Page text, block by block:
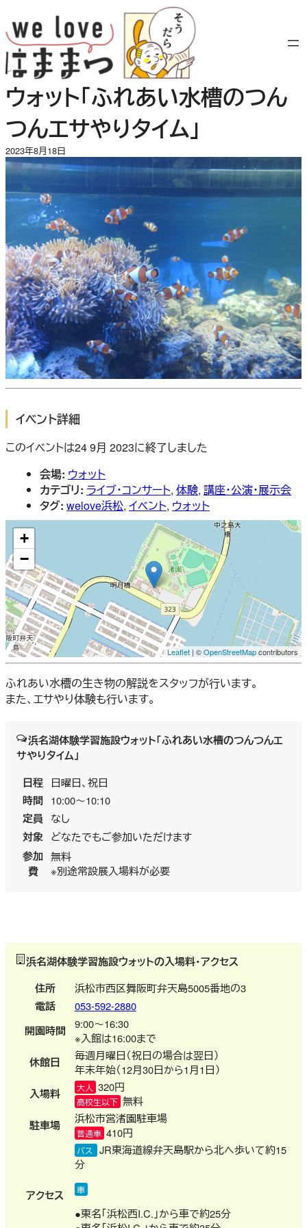
容
を
ス
キ
ッ
プ
ウォット「ふれあい水槽のつん
つんエサやりタイム」
2023年8月18日
イベント詳細
このイベントは24 9月 2023に終了しました
会場: ウォット
カテゴリ: ライブ・コンサート, 体験, 講座・公演・展示会
タグ: welove浜松, イベント, ウォット
+
−
Leaflet | ©OpenStreetMapcontributors
ふれあい水槽の生き物の解説をスタッフが行います。
また、エサやり体験も行います。
浜名湖体験学習施設ウォット「ふれあい水槽のつんつんエ
サやりタイム」
日程
日曜日、祝日
時間 10:00～10:10
定員 なし
対象 どなたでもご参加いただけます
参加
費
無料
※別途常設展入場料が必要
浜名湖体験学習施設ウォットの入場料・アクセス
住所
浜松市西区舞阪町弁天島5005番地の3
電話 053-592-2880
開園時間
9:00～16:30
※入館は16:00まで
休館日
毎週月曜日（祝日の場合は翌日）
年末年始（12月30日から1月1日）
入場料 大人 320円
高校生以下 無料
駐車場 浜松市営渚園駐車場
普通車 410円
アクセス
バス
JR東海道線弁天島駅から北へ歩いて約15
分
車
●東名「浜松西I.C.」から車で約25分